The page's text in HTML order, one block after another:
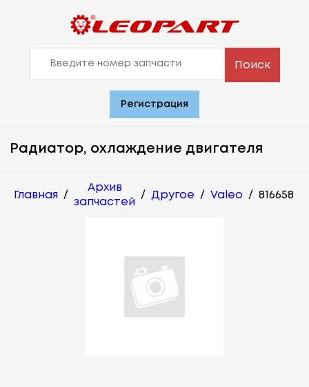
Поиск
Регистрация
Радиатор, охлаждение двигателя
Главная /
Архив
запчастей
/ Другое / Valeo / 816658